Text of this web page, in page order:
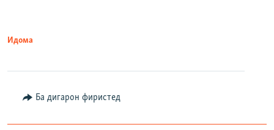
Идома
Ба дигарон фиристед